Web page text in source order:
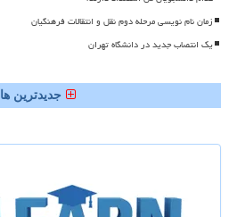
زمان نام نویسی مرحله دوم نقل و انتقالات فرهنگیان
یک انتصاب جدید در دانشگاه تهران
جدیدترین ها